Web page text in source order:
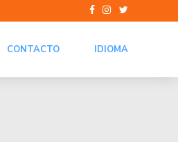
CONTACTO IDIOMA